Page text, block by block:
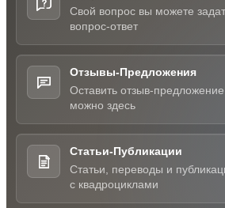
Свой вопрос вы можете
вопрос-ответ
Отзывы-Предложения
Оставить отзыв-
можно здесь
Статьи-Публикации
Статьи, переводы и
с квадроциклами